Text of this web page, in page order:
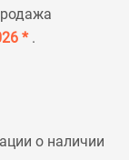
* .
о наличии